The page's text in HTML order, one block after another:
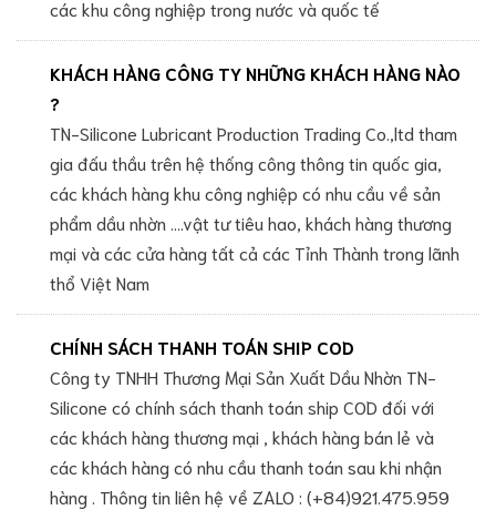
các khu công nghiệp trong nước và quốc tế
KHÁCH HÀNG CÔNG TY NHỮNG KHÁCH HÀNG NÀO
?
TN-Silicone Lubricant Production Trading Co.,ltd tham
gia đấu thầu trên hệ thống công thông tin quốc gia,
các khách hàng khu công nghiệp có nhu cầu về sản
phẩm dầu nhờn ....vật tư tiêu hao, khách hàng thương
mại và các cửa hàng tất cả các Tỉnh Thành trong lãnh
thổ Việt Nam
CHÍNH SÁCH THANH TOÁN SHIP COD
Công ty TNHH Thương Mại Sản Xuất Dầu Nhờn TN-
Silicone có chính sách thanh toán ship COD đối với
các khách hàng thương mại , khách hàng bán lẻ và
các khách hàng có nhu cầu thanh toán sau khi nhận
hàng . Thông tin liên hệ về ZALO : (+84)921.475.959